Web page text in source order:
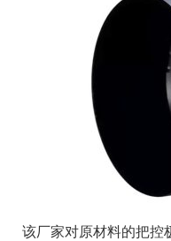
该厂家对原材料的把控